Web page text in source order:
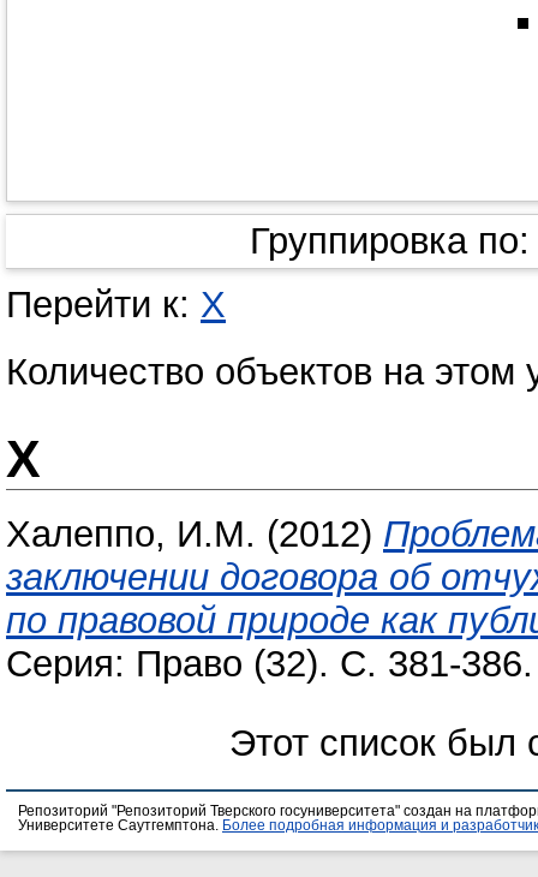
Группировка
Перейти к: Х
Количество объектов на этом
Х
Халеппо, И.М. (2012)
заключении договора об
по правовой природе как
Серия: Право (32). С. 381-
Этот список был
Репозиторий "Репозиторий Тверского госуниверситета" создан на
Университете Саутгемптона.
Более подробная информация и